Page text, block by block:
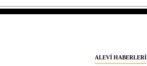
ALEVI HABERLERI